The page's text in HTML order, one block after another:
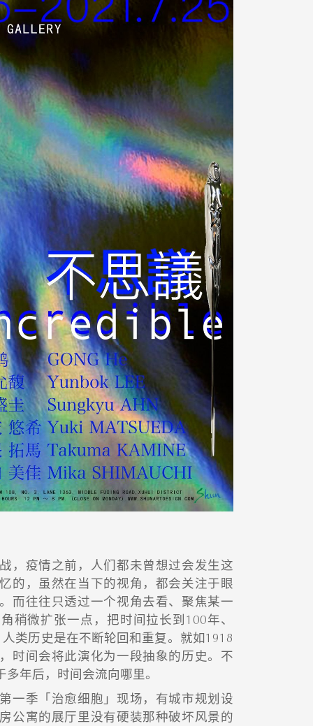
，疫情之前，人们都未曾想过会发生这
的，虽然在当下的视角，都会关注于眼
而往往只透过一个视角去看、聚焦某一
稍微扩张一点，把时间拉长到100年、
类历史是在不断轮回和重复。就如1918
时间会将此演化为一段抽象的历史。不
年后，时间会流向哪里。
一季「治愈细胞」现场，有城市规划设
公寓的展厅里没有硬装那种破坏风景的